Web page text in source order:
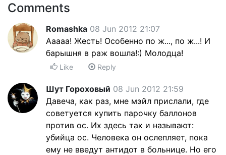
Comments
Romashka 08 Jun 2012 21:07
Ааааа! Жесть! Особенно по ж..., по ж...! И
барышня в раж вошла!:) Молодца!
Like Reply
Шут Гороховый 08 Jun 2012 21:59
Давеча, как раз, мне мэйл прислали, где
советуется купить парочку баллонов
против ос. Их здесь так и называют:
убийца ос. Человека он ослепляет, пока
ему не введут антидот в больнице. Но его